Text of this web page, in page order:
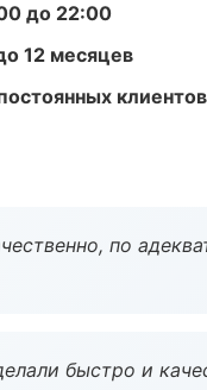
до 22:00
12 месяцев
клиентов
по
быстро и